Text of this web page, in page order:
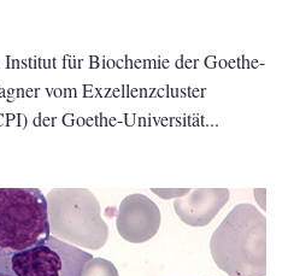
für Biochemie der Goethe-
vom Exzellenzcluster
der Goethe-Universität